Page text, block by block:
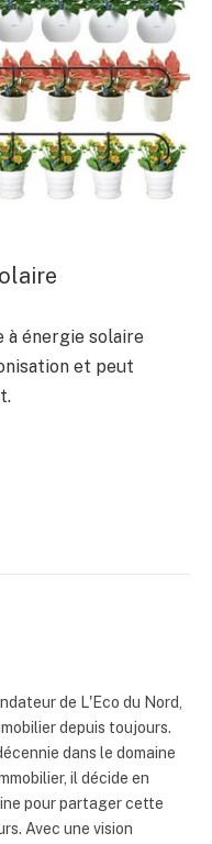
à énergie solaire
et peut
de L'Eco du Nord,
depuis toujours.
dans le domaine
il décide en
pour partager cette
Avec une vision